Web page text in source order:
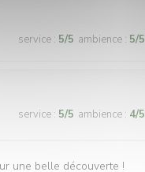
service : 5/5 ambience : 5/5
service : 5/5 ambience : 4/5
une belle découverte !